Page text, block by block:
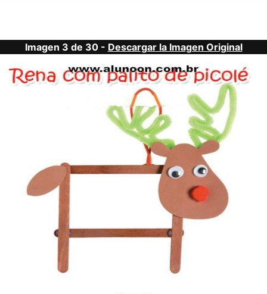
Imagen 3 de 30 - Descargar la Imagen Original